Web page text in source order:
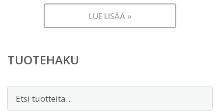
LUE LISÄÄ »
TUOTEHAKU